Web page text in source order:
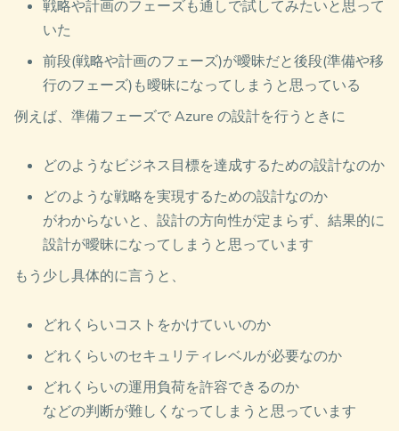
戦略や計画のフェーズも通しで試してみたいと思って
いた
前段(戦略や計画のフェーズ)が曖昧だと後段(準備や移
行のフェーズ)も曖昧になってしまうと思っている
例えば、準備フェーズで Azure の設計を行うときに
どのようなビジネス目標を達成するための設計なのか
どのような戦略を実現するための設計なのか
がわからないと、設計の方向性が定まらず、結果的に
設計が曖昧になってしまうと思っています
もう少し具体的に言うと、
どれくらいコストをかけていいのか
どれくらいのセキュリティレベルが必要なのか
どれくらいの運用負荷を許容できるのか
などの判断が難しくなってしまうと思っています